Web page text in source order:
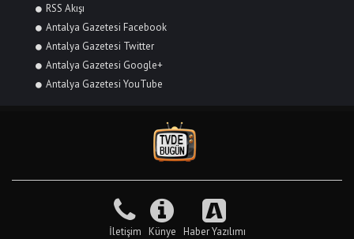
RSS Akışı
Antalya Gazetesi Facebook
Antalya Gazetesi Twitter
Antalya Gazetesi Google+
Antalya Gazetesi YouTube
İletişim Künye Haber Yazılımı